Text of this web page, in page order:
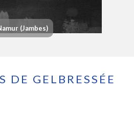
(Jambes)
DE GELBRESSÉE